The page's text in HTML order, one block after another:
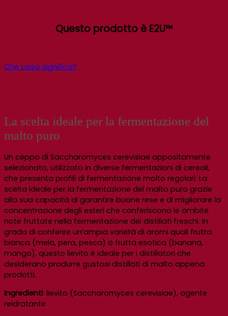
Questo prodotto è E2U™
Che cosa significa?
La scelta ideale per la fermentazione del
malto puro
Un ceppo di Saccharomyces cerevisiae appositamente
selezionato, utilizzato in diverse fermentazioni di cereali,
che presenta profili di fermentazione molto regolari. La
scelta ideale per la fermentazione del malto puro grazie
alla sua capacità di garantire buone rese e di migliorare la
concentrazione degli esteri che conferiscono le ambite
note fruttate nella fermentazione dei distillati freschi. In
grado di conferire un’ampia varietà di aromi quali frutta
bianca (mela, pera, pesca) o frutta esotica (banana,
mango), questo lievito è ideale per i distillatori che
desiderano produrre gustosi distillati di malto appena
prodotti.
Ingredienti: lievito (Saccharomyces cerevisiae), agente
reidratante